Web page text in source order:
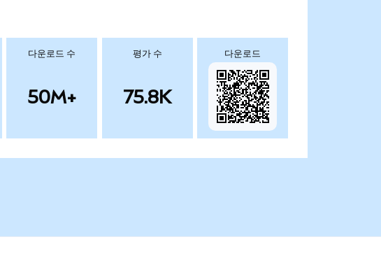
다운로드 수
50M+
평가 수
75.8K
다운로드